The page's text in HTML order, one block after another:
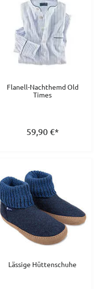
Flanell-Nachthemd Old
Times
59,90€*
Lässige Hüttenschuhe